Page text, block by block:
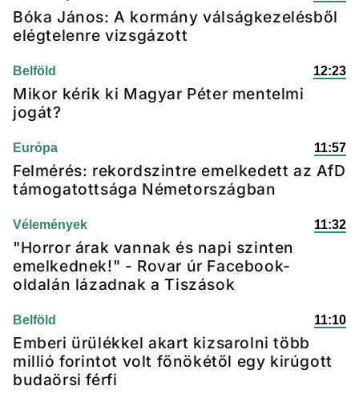
Bóka János: A kormány válságkezelésből
elégtelenre vizsgázott
Belföld 12:23
Mikor kérik ki Magyar Péter mentelmi
jogát?
Európa 11:57
Felmérés: rekordszintre emelkedett az AfD
támogatottsága Németországban
Vélemények 11:32
"Horror árak vannak és napi szinten
emelkednek!" - Rovar úr Facebook-
oldalán lázadnak a Tiszások
Belföld 11:10
Emberi ürülékkel akart kizsarolni több
millió forintot volt főnökétől egy kirúgott
budaörsi férfi